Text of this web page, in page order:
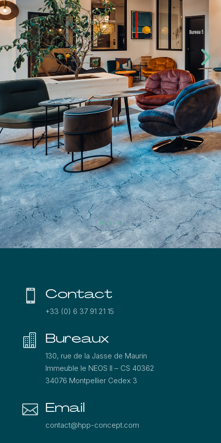
 Contact
+33 (0) 6 37 91 21 15
 Bureaux
130, rue de la Jasse de Maurin
Immeuble le NEOS ΙΙ – CS 40362
34076 Montpellier Cedex 3
 Email
contact@hpp-concept.com